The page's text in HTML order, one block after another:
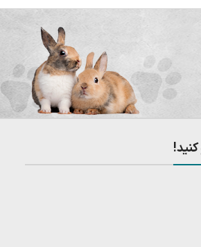
کنید!